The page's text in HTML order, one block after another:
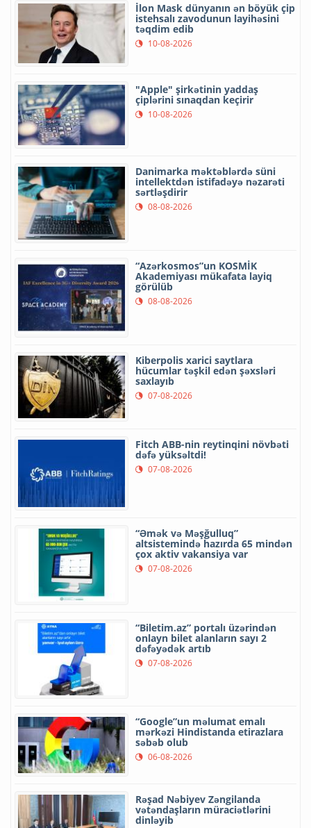
İlon Mask dünyanın ən böyük çip
istehsalı zavodunun layihəsini
təqdim edib
10-08-2026
"Apple" şirkətinin yaddaş
çiplərini sınaqdan keçirir
10-08-2026
Danimarka məktəblərdə süni
intellektdən istifadəyə nəzarəti
sərtləşdirir
08-08-2026
“Azərkosmos”un KOSMİK
Akademiyası mükafata layiq
görülüb
08-08-2026
Kiberpolis xarici saytlara
hücumlar təşkil edən şəxsləri
saxlayıb
07-08-2026
Fitch ABB-nin reytinqini növbəti
dəfə yüksəltdi!
07-08-2026
“Əmək və Məşğulluq”
altsistemində hazırda 65 mindən
çox aktiv vakansiya var
07-08-2026
“Biletim.az” portalı üzərindən
onlayn bilet alanların sayı 2
dəfəyədək artıb
07-08-2026
“Google”un məlumat emalı
mərkəzi Hindistanda etirazlara
səbəb olub
06-08-2026
Rəşad Nəbiyev Zəngilanda
vətəndaşların müraciətlərini
dinləyib